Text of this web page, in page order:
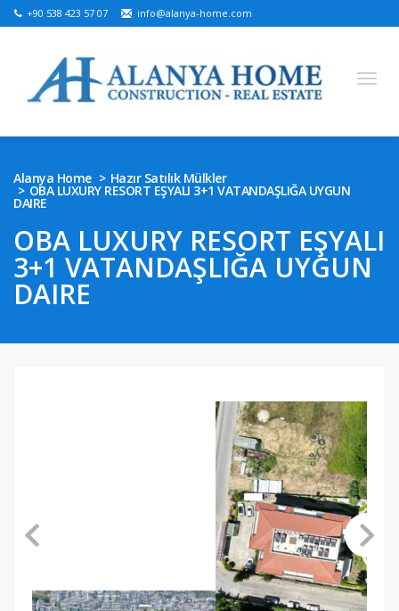
+90 538 423 57 07 info@alanya-home.com
Persian Bosnian French Kazakh
Ukrainian
SATILIK PROJELER
Alanya Home Hazır Satılık Mülkler
OBA LUXURY RESORT EŞYALI 3+1 VATANDAŞLIĞA UYGUN
DAIRE
OBA LUXURY RESORT EŞYALI
3+1 VATANDAŞLIĞA UYGUN
DAIRE